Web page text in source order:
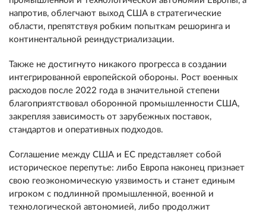
напротив, облегчают выход США в стратегические
области, препятствуя робким попыткам решоринга и
континентальной реиндустриализации.
Также не достигнуто никакого прогресса в создании
интегрированной европейской обороны. Рост военных
расходов после 2022 года в значительной степени
благоприятствовал оборонной промышленности США,
закрепляя зависимость от зарубежных поставок,
стандартов и оперативных подходов.
Соглашение между США и ЕС представляет собой
историческое перепутье: либо Европа наконец признает
свою геоэкономическую уязвимость и станет единым
игроком с подлинной промышленной, военной и
технологической автономией, либо продолжит